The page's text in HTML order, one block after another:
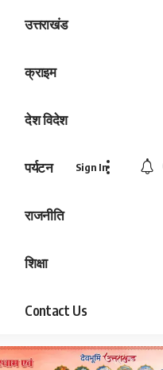
उत्तराखंड
क्राइम
देश विदेश
पर्यटन
राजनीति
शिक्षा
Contact Us
Sign In